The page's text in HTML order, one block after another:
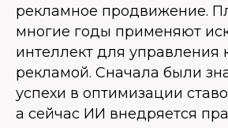
рекламное продвижение.
многие годы применяют
интеллект для управления
рекламой. Сначала были
успехи в оптимизации
а сейчас ИИ внедряется